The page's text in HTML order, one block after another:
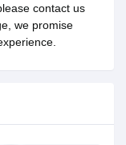
contact us
we promise